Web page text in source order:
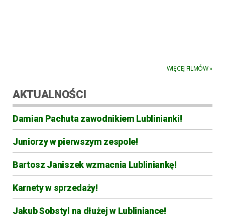
WIĘCEJ FILMÓW »
AKTUALNOŚCI
Damian Pachuta zawodnikiem Lublinianki!
Juniorzy w pierwszym zespole!
Bartosz Janiszek wzmacnia Lubliniankę!
Karnety w sprzedaży!
Jakub Sobstyl na dłużej w Lubliniance!